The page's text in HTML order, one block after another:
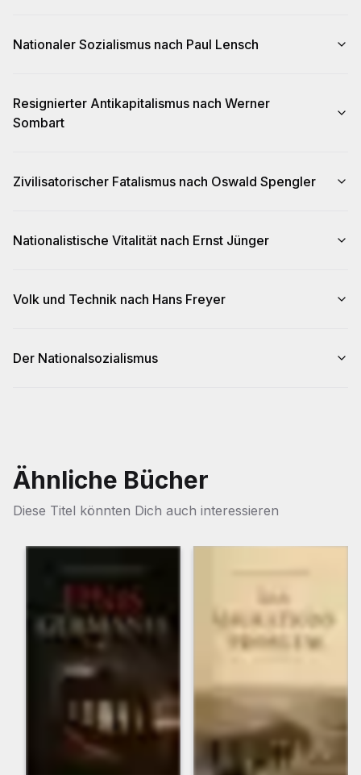
Nationaler Sozialismus nach Paul Lensch
Resignierter Antikapitalismus nach Werner
Sombart
Zivilisatorischer Fatalismus nach Oswald Spengler
Nationalistische Vitalität nach Ernst Jünger
Volk und Technik nach Hans Freyer
Der Nationalsozialismus
Ähnliche Bücher
Diese Titel könnten Dich auch interessieren